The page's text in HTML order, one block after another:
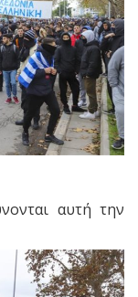
αυτή την